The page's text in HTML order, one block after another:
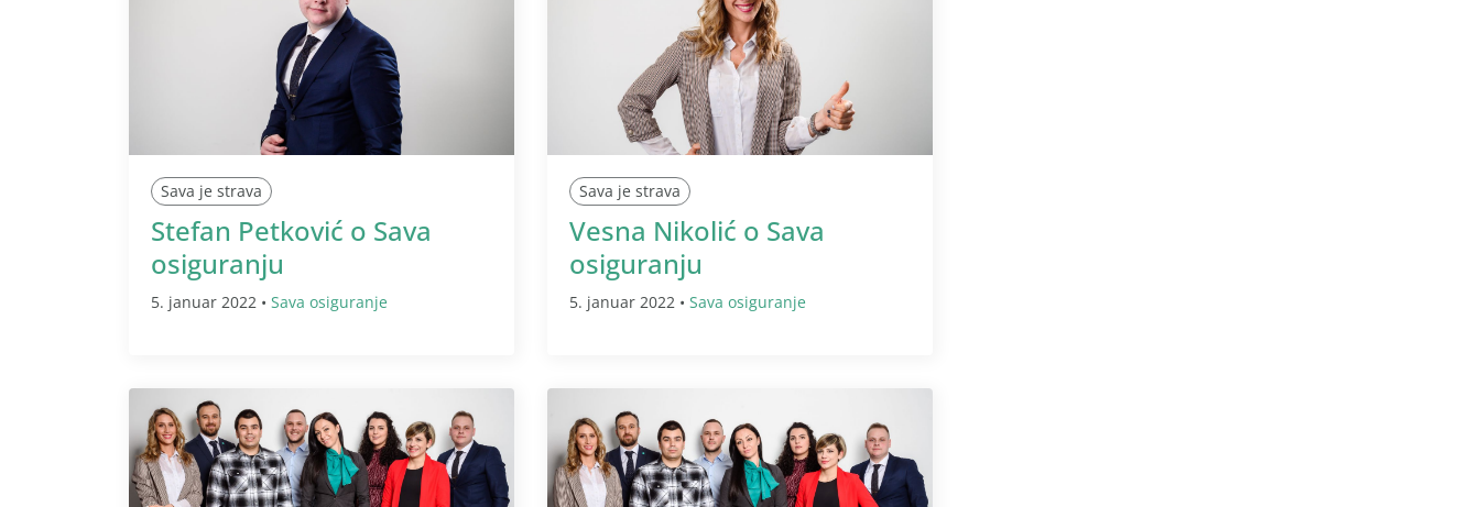
Sava je strava
Stefan Petković o Sava
osiguranju
5. januar 2022 • Sava osiguranje
Sava je strava
Vesna Nikolić o Sava
osiguranju
5. januar 2022 • Sava osiguranje